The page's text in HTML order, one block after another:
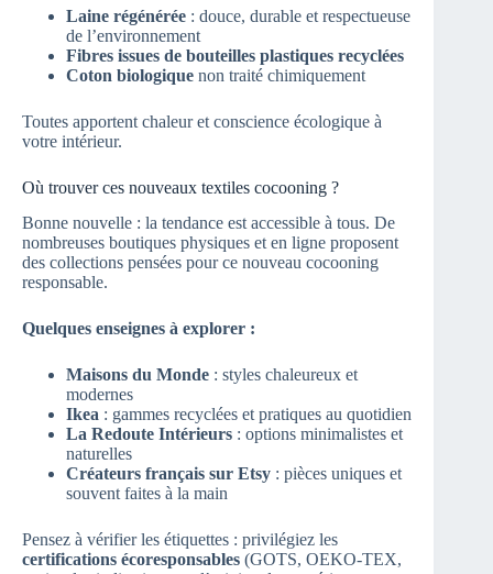
Laine régénérée : douce, durable et respectueuse
de l’environnement
Fibres issues de bouteilles plastiques recyclées
Coton biologique non traité chimiquement
Toutes apportent chaleur et conscience écologique à
votre intérieur.
Où trouver ces nouveaux textiles cocooning ?
Bonne nouvelle : la tendance est accessible à tous. De
nombreuses boutiques physiques et en ligne proposent
des collections pensées pour ce nouveau cocooning
responsable.
Quelques enseignes à explorer :
Maisons du Monde : styles chaleureux et
modernes
Ikea : gammes recyclées et pratiques au quotidien
La Redoute Intérieurs : options minimalistes et
naturelles
Créateurs français sur Etsy : pièces uniques et
souvent faites à la main
Pensez à vérifier les étiquettes : privilégiez les
certifications écoresponsables (GOTS, OEKO-TEX,